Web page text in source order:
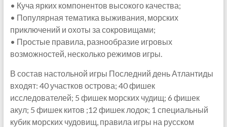
• Куча ярких компонентов высокого качества;
• Популярная тематика выживания, морских
приключений и охоты за сокровищами;
• Простые правила, разнообразие игровых
возможностей, несколько режимов игры.
В состав настольной игры Последний день Атлантиды
входят: 40 участков острова; 40 фишек
исследователей; 5 фишек морских чудищ; 6 фишек
акул; 5 фишек китов ;12 фишек лодок; 1 специальный
кубик морских чудовищ, правила игры на русском